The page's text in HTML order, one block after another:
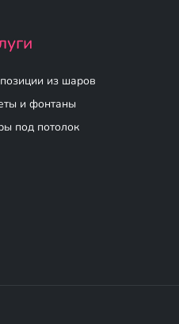
из шаров
и фонтаны
под потолок